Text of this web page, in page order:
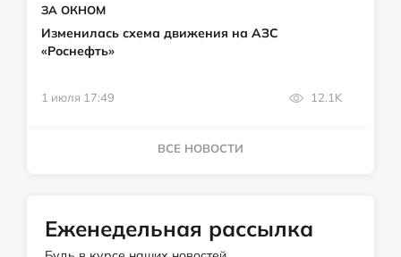
ЗА ОКНОМ
Изменилась схема движения на АЗС
«Роснефть»
1 июля 17:49 12.1K
ВСЕ НОВОСТИ
Еженедельная рассылка